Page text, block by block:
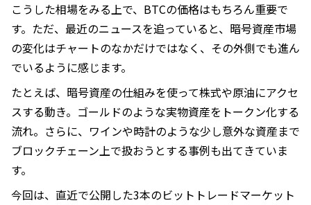
こうした相場をみる上で、BTCの価格はもちろん重要で
す。ただ、最近のニュースを追っていると、暗号資産市場
の変化はチャートのなかだけではなく、その外側でも進ん
でいるように感じます。
たとえば、暗号資産の仕組みを使って株式や原油にアクセ
スする動き。ゴールドのような実物資産をトークン化する
流れ。さらに、ワインや時計のような少し意外な資産まで
ブロックチェーン上で扱おうとする事例も出てきていま
す。
今回は、直近で公開した3本のビットトレードマーケット